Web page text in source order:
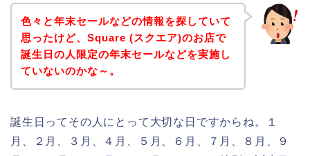
色々と年末セールなどの情報を探していて
思ったけど、Square (スクエア)のお店で
誕生日の人限定の年末セールなどを実施し
ていないのかな～。
誕生日ってその人にとって大切な日ですからね。１
月、２月、３月、４月、５月、６月、７月、８月、９